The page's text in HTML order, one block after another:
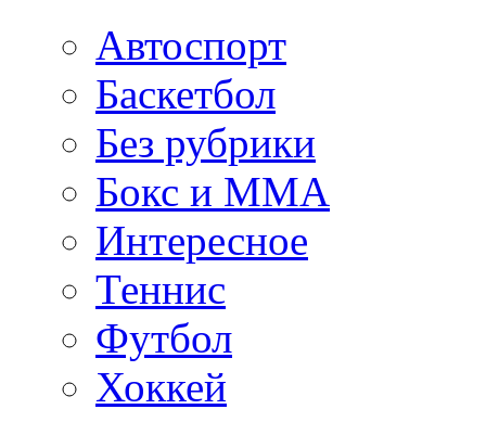
Автоспорт
Баскетбол
Без рубрики
Бокс и ММА
Интересное
Теннис
Футбол
Хоккей